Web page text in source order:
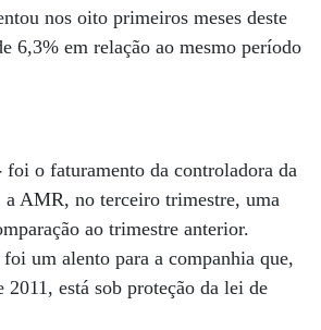
nos oito primeiros meses deste
6,3% em relação ao mesmo período
foi o faturamento da controladora da
AMR, no terceiro trimestre, uma
ao trimestre anterior.
foi um alento para a companhia que,
2011, está sob proteção da lei de